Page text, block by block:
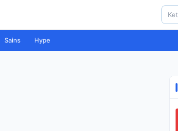
Sains Hype